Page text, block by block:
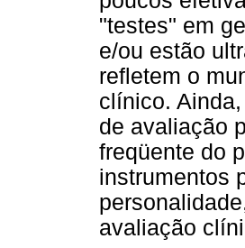
"testes" em
e/ou estão
refletem o
clínico.
de avaliação
freqüente do
instrumentos
avaliação